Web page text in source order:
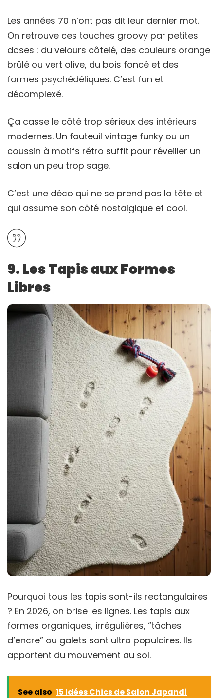
Les années 70 n’ont pas dit leur dernier mot.
On retrouve ces touches groovy par petites
doses : du velours côtelé, des couleurs orange
brûlé ou vert olive, du bois foncé et des
formes psychédéliques. C’est fun et
décomplexé.
Ça casse le côté trop sérieux des intérieurs
modernes. Un fauteuil vintage funky ou un
coussin à motifs rétro suffit pour réveiller un
salon un peu trop sage.
C’est une déco qui ne se prend pas la tête et
qui assume son côté nostalgique et cool.
9. Les Tapis aux Formes
Libres
Pourquoi tous les tapis sont-ils rectangulaires
? En 2026, on brise les lignes. Les tapis aux
formes organiques, irrégulières, “tâches
d’encre” ou galets sont ultra populaires. Ils
apportent du mouvement au sol.
See also 15 Idées Chics de Salon Japandi